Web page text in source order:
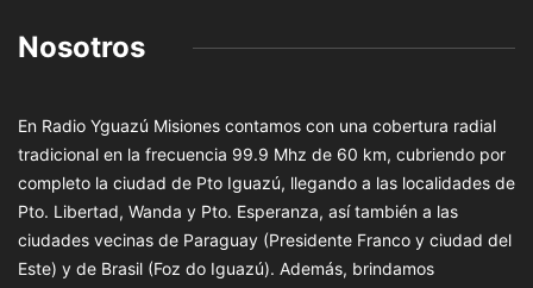
Nosotros
En Radio Yguazú Misiones contamos con una cobertura radial
tradicional en la frecuencia 99.9 Mhz de 60 km, cubriendo por
completo la ciudad de Pto Iguazú, llegando a las localidades de
Pto. Libertad, Wanda y Pto. Esperanza, así también a las
ciudades vecinas de Paraguay (Presidente Franco y ciudad del
Este) y de Brasil (Foz do Iguazú). Además, brindamos